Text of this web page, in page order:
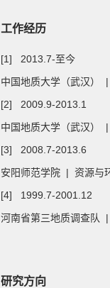
工作经历
[1] 2013.7-至今
中国地质大学（武汉）
[2] 2009.9-2013.1
中国地质大学（武汉
[3] 2008.7-2013.6
安阳师范学院 | 资源与
[4] 1999.7-2001.12
河南省第三地质调查队
研究方向